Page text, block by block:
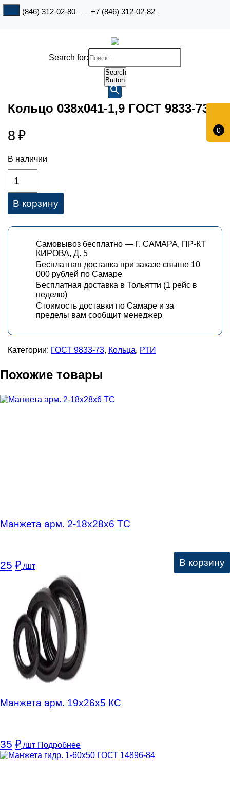
+7 (846) 312-02-80 +7 (846) 312-02-82
0
Search for:
Search
Button
Кольцо 038х041-1,9 ГОСТ 9833-73
8 ₽
В наличии
В корзину
Самовывоз бесплатно — Г. САМАРА, ПР-КТ
КИРОВА, Д. 5
Бесплатная доставка при заказе свыше 10
000 рублей по Самаре
Бесплатная доставка в Тольятти (1 рейс в
неделю)
Стоимость доставки по Самаре и за
пределы вам сообщит менеджер
Категории: ГОСТ 9833-73, Кольца, РТИ
Похожие товары
Манжета арм. 2-18х28х6 ТС
25 ₽ /шт В корзину
Манжета арм. 19х26х5 КC
35 ₽ /шт Подробнее